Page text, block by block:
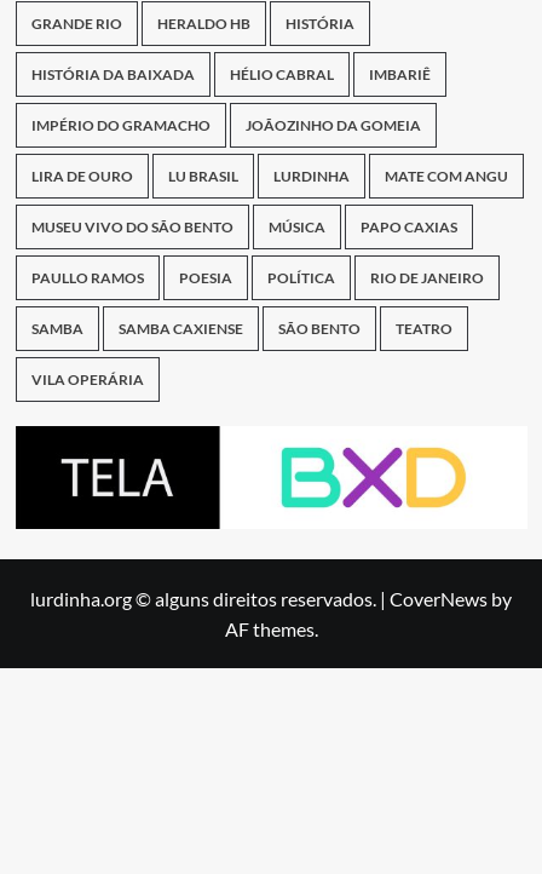
GRANDE RIO HERALDO HB HISTÓRIA
HISTÓRIA DA BAIXADA HÉLIO CABRAL IMBARIÊ
IMPÉRIO DO GRAMACHO JOÃOZINHO DA GOMEIA
LIRA DE OURO LU BRASIL LURDINHA MATE COM ANGU
MUSEU VIVO DO SÃO BENTO MÚSICA PAPO CAXIAS
PAULLO RAMOS POESIA POLÍTICA RIO DE JANEIRO
SAMBA SAMBA CAXIENSE SÃO BENTO TEATRO
VILA OPERÁRIA
lurdinha.org © alguns direitos reservados. | CoverNews by
AF themes.